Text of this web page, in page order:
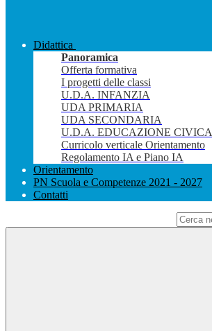
Didattica
Panoramica
Offerta formativa
I progetti delle classi
U.D.A. INFANZIA
UDA PRIMARIA
UDA SECONDARIA
U.D.A. EDUCAZIONE CIVICA
Curricolo verticale Orientamento
Regolamento IA e Piano IA
Orientamento
PN Scuola e Competenze 2021 - 2027
Contatti